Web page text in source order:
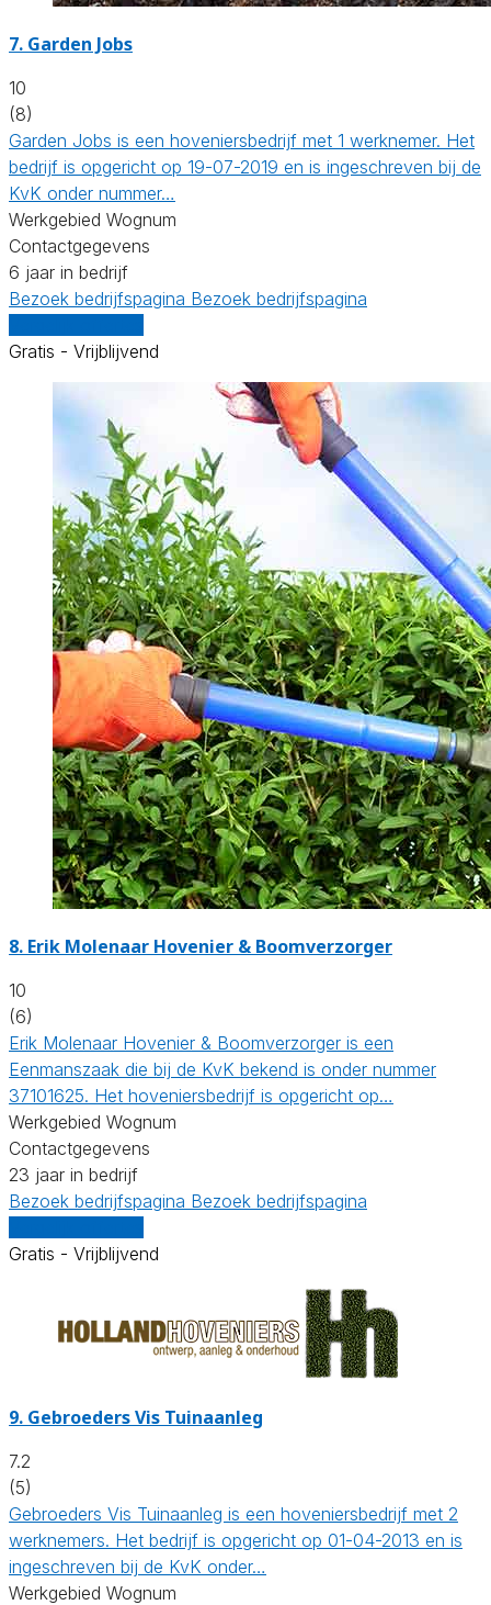
7. Garden Jobs
10
(8)
Garden Jobs is een hoveniersbedrijf met 1 werknemer. Het
bedrijf is opgericht op 19-07-2019 en is ingeschreven bij de
KvK onder nummer…
Werkgebied Wognum
Contactgegevens
6 jaar in bedrijf
Bezoek bedrijfspagina Bezoek bedrijfspagina
Gratis - Vrijblijvend
8. Erik Molenaar Hovenier & Boomverzorger
10
(6)
Erik Molenaar Hovenier & Boomverzorger is een
Eenmanszaak die bij de KvK bekend is onder nummer
37101625. Het hoveniersbedrijf is opgericht op…
Werkgebied Wognum
Contactgegevens
23 jaar in bedrijf
Bezoek bedrijfspagina Bezoek bedrijfspagina
Gratis - Vrijblijvend
9. Gebroeders Vis Tuinaanleg
7.2
(5)
Gebroeders Vis Tuinaanleg is een hoveniersbedrijf met 2
werknemers. Het bedrijf is opgericht op 01-04-2013 en is
ingeschreven bij de KvK onder…
Werkgebied Wognum